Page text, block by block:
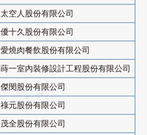
太空人股份有限公司
優十久股份有限公司
愛燒肉餐飲股份有限公司
蒔一室內裝修設計工程股份有限公司
傑閔股份有限公司
祿元股份有限公司
茂全股份有限公司